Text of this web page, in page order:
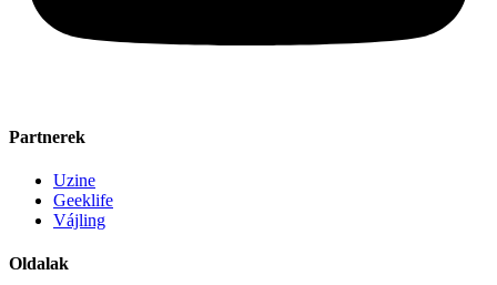
Partnerek
Uzine
Geeklife
Vájling
Oldalak